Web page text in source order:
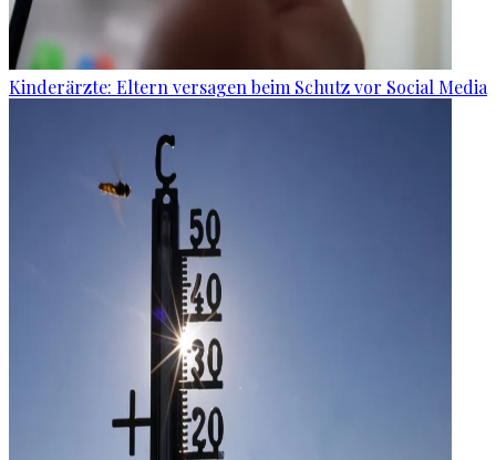
Kinderärzte: Eltern versagen beim Schutz vor Social Media